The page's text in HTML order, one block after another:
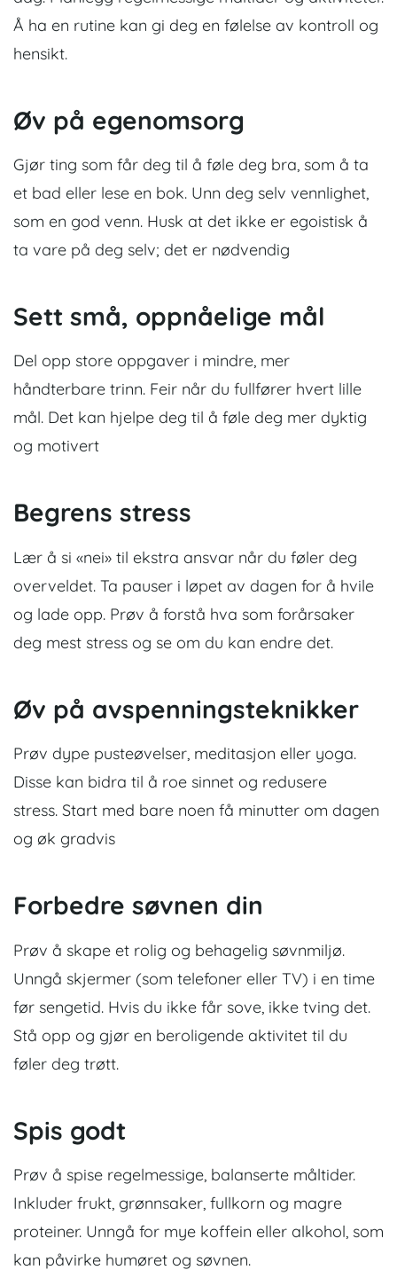
Å ha en rutine kan gi deg en følelse av kontroll og
hensikt.
Øv på egenomsorg
Gjør ting som får deg til å føle deg bra, som å ta
et bad eller lese en bok. Unn deg selv vennlighet,
som en god venn. Husk at det ikke er egoistisk å
ta vare på deg selv; det er nødvendig
Sett små, oppnåelige mål
Del opp store oppgaver i mindre, mer
håndterbare trinn. Feir når du fullfører hvert lille
mål. Det kan hjelpe deg til å føle deg mer dyktig
og motivert
Begrens stress
Lær å si «nei» til ekstra ansvar når du føler deg
overveldet. Ta pauser i løpet av dagen for å hvile
og lade opp. Prøv å forstå hva som forårsaker
deg mest stress og se om du kan endre det.
Øv på avspenningsteknikker
Prøv dype pusteøvelser, meditasjon eller yoga.
Disse kan bidra til å roe sinnet og redusere
stress. Start med bare noen få minutter om dagen
og øk gradvis
Forbedre søvnen din
Prøv å skape et rolig og behagelig søvnmiljø.
Unngå skjermer (som telefoner eller TV) i en time
før sengetid. Hvis du ikke får sove, ikke tving det.
Stå opp og gjør en beroligende aktivitet til du
føler deg trøtt.
Spis godt
Prøv å spise regelmessige, balanserte måltider.
Inkluder frukt, grønnsaker, fullkorn og magre
proteiner. Unngå for mye koffein eller alkohol, som
kan påvirke humøret og søvnen.